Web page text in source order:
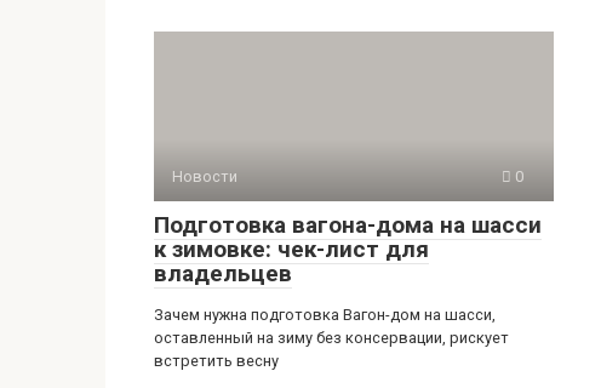
Новости 0
Подготовка вагона-дома на шасси
к зимовке: чек-лист для
владельцев
Зачем нужна подготовка Вагон-дом на шасси,
оставленный на зиму без консервации, рискует
встретить весну